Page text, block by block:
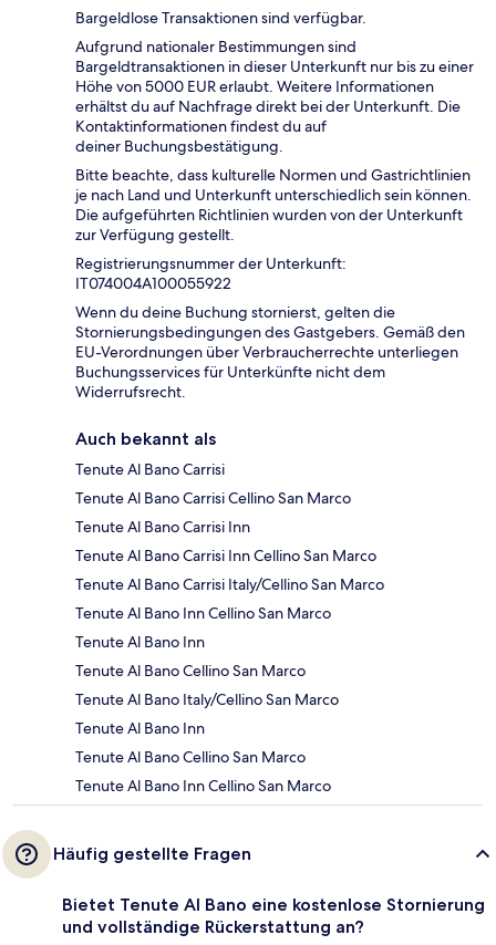
Bargeldlose Transaktionen sind verfügbar.
Aufgrund nationaler Bestimmungen sind
Bargeldtransaktionen in dieser Unterkunft nur bis zu einer
Höhe von 5000 EUR erlaubt. Weitere Informationen
erhältst du auf Nachfrage direkt bei der Unterkunft. Die
Kontaktinformationen findest du auf
deiner Buchungsbestätigung.
Bitte beachte, dass kulturelle Normen und Gastrichtlinien
je nach Land und Unterkunft unterschiedlich sein können.
Die aufgeführten Richtlinien wurden von der Unterkunft
zur Verfügung gestellt.
Registrierungsnummer der Unterkunft:
IT074004A100055922
Wenn du deine Buchung stornierst, gelten die
Stornierungsbedingungen des Gastgebers. Gemäß den
EU-Verordnungen über Verbraucherrechte unterliegen
Buchungsservices für Unterkünfte nicht dem
Widerrufsrecht.
Auch bekannt als
Tenute Al Bano Carrisi
Tenute Al Bano Carrisi Cellino San Marco
Tenute Al Bano Carrisi Inn
Tenute Al Bano Carrisi Inn Cellino San Marco
Tenute Al Bano Carrisi Italy/Cellino San Marco
Tenute Al Bano Inn Cellino San Marco
Tenute Al Bano Inn
Tenute Al Bano Cellino San Marco
Tenute Al Bano Italy/Cellino San Marco
Tenute Al Bano Inn
Tenute Al Bano Cellino San Marco
Tenute Al Bano Inn Cellino San Marco
Häufig gestellte Fragen
Bietet Tenute Al Bano eine kostenlose Stornierung
und vollständige Rückerstattung an?